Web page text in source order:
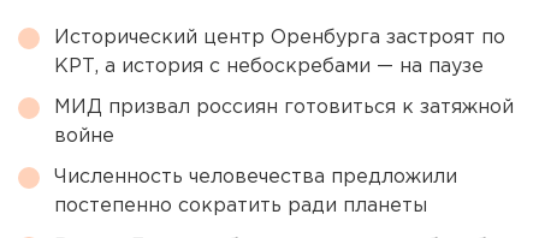
Исторический центр Оренбурга застроят по
КРТ, а история с небоскребами — на паузе
МИД призвал россиян готовиться к затяжной
войне
Численность человечества предложили
постепенно сократить ради планеты